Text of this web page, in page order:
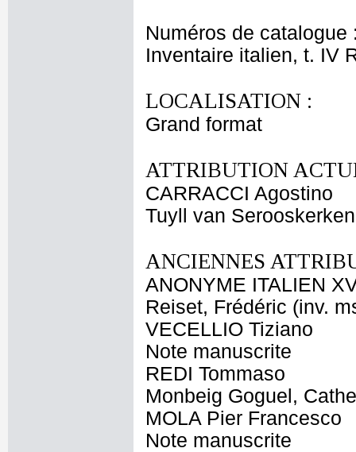
Numéros de catalogue
Inventaire italien, t. IV
LOCALISATION :
Grand format
ATTRIBUTION
CARRACCI Agostino
Tuyll van
ANCIENNES
ANONYME ITALIEN
Reiset, Frédéric (inv.
VECELLIO Tiziano
Note manuscrite
REDI Tommaso
Monbeig Goguel,
MOLA Pier Francesco
Note manuscrite